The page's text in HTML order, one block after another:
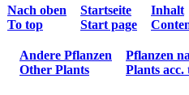
Nach oben
To top
Startseite
Start page
Inhalt
Andere Pflanzen
Other Plants
Pflanzen
Plants acc.